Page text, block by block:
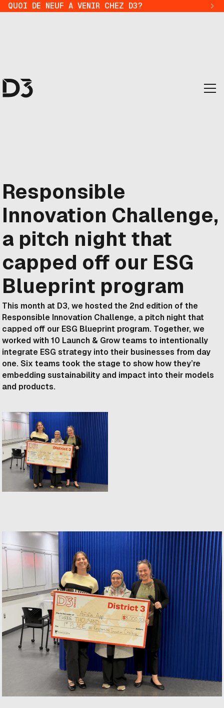
QUOI DE NEUF A VENIR CHEZ D3?
Responsible
Innovation Challenge,
a pitch night that
capped off our ESG
Blueprint program
This month at D3, we hosted the 2nd edition of the
Responsible Innovation Challenge, a pitch night that
capped off our ESG Blueprint program. Together, we
worked with 10 Launch & Grow teams to intentionally
integrate ESG strategy into their businesses from day
one. Six teams took the stage to show how they’re
embedding sustainability and impact into their models
and products.